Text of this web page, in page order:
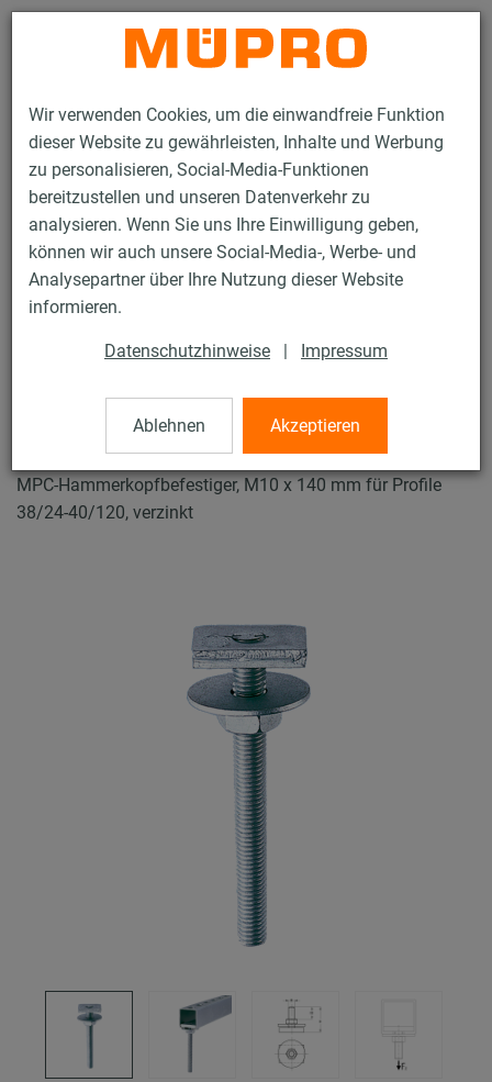
Wir verwenden Cookies, um die einwandfreie Funktion
dieser Website zu gewährleisten, Inhalte und Werbung
zu personalisieren, Social-Media-Funktionen
bereitzustellen und unseren Datenverkehr zu
analysieren. Wenn Sie uns Ihre Einwilligung geben,
können wir auch unsere Social-Media-, Werbe- und
Analysepartner über Ihre Nutzung dieser Website
informieren.
Datenschutzhinweise | Impressum
Ablehnen Akzeptieren
Kontakt
Produkte Befestigungstechnik
Installationsschienen
MPC-Hammerkopfbefestiger 38/24 - 40/120
MPC-Hammerkopfbefestiger
38/24 - 40/120
MPC-Hammerkopfbefestiger, M10 x 140 mm für Profile
38/24-40/120, verzinkt